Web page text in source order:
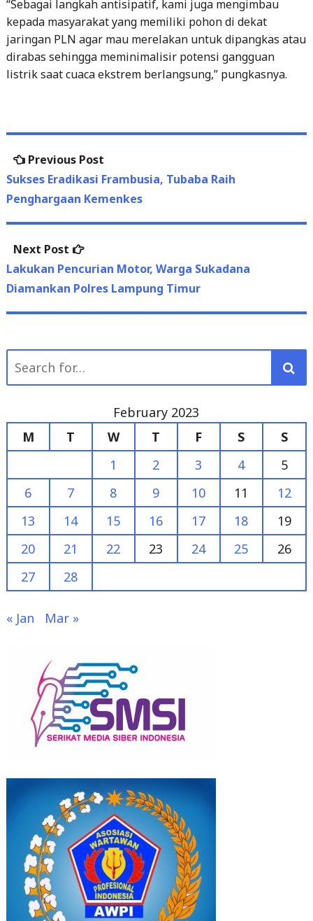
“Sebagai langkah antisipatif, kami juga mengimbau
kepada masyarakat yang memiliki pohon di dekat
jaringan PLN agar mau merelakan untuk dipangkas atau
dirabas sehingga meminimalisir potensi gangguan
listrik saat cuaca ekstrem berlangsung,” pungkasnya.
Post
navigation
Previous PostPrevious
post:
Sukses Eradikasi Frambusia, Tubaba Raih
Penghargaan Kemenkes
Next Post
Next
post:
Lakukan Pencurian Motor, Warga Sukadana
Diamankan Polres Lampung Timur
for:
February 2023
M
T W T F S
S
1
2 3 4
5
6
7 8 9 10 11
12
13
14 15 16 17 18
19
20
21 22 23 24 25
26
27
28
« Jan Mar »